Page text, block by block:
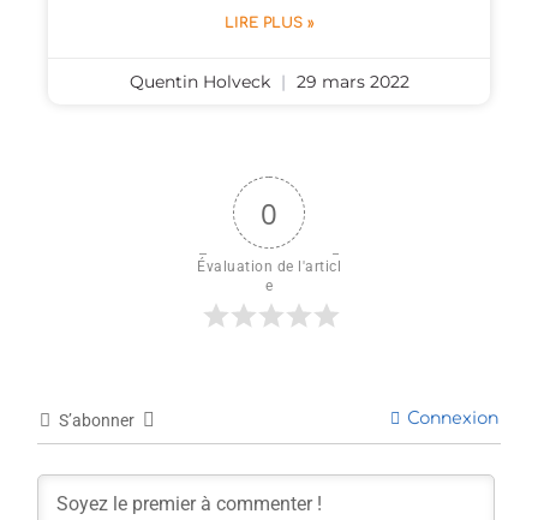
LIRE PLUS »
Quentin Holveck 29 mars 2022
0
Évaluation de l'articl
e
S’abonner Connexion